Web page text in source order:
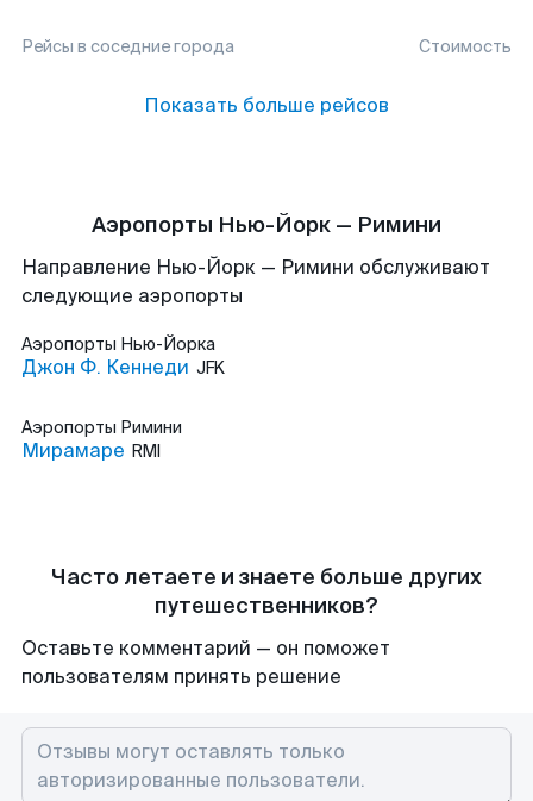
Рейсы в соседние города Стоимость
Показать больше рейсов
Аэропорты Нью-Йорк — Римини
Направление Нью-Йорк — Римини обслуживают
следующие аэропорты
Аэропорты Нью-Йорка
Джон Ф. Кеннеди JFK
Аэропорты Римини
Мирамаре RMI
Часто летаете и знаете больше других
путешественников?
Оставьте комментарий — он поможет
пользователям принять решение